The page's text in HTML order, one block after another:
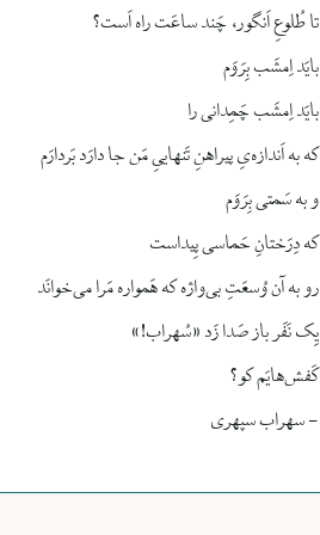
تا طُلوعِ اَنگور، چَند ساعَت راه اَست؟
بایَد اِمشَب بِرَوَم
بایَد اِمشَب چَمِدانی را
که به اَندازه‌یِ پیراهنِ تَنهاییِ مَن جا دارَد بَردارَم
و به سَمتی بِرَوَم
که دِرَختانِ حَماسی پِیداست
رو به آن وُسعَتِ بی‌واژه که هَمواره مَرا می‌خوانَد
یِک نَفَر باز صَدا زَد «سُهراب!»
کَفش‌هایَم کو؟
- سهراب سپهری